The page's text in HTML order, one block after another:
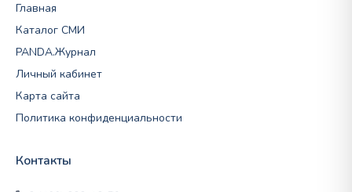
Главная
Каталог СМИ
PANDA.Журнал
Личный кабинет
Карта сайта
Политика конфиденциальности
Контакты